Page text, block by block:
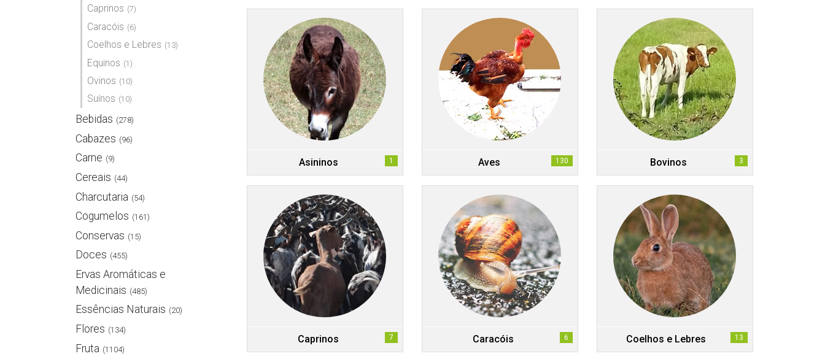
Caprinos (7)
Caracóis (6)
Coelhos e Lebres (13)
Equinos (1)
Ovinos (10)
Suínos (10)
Bebidas (278)
Cabazes (96)
Carne (9)
Cereais (44)
Charcutaria (54)
Cogumelos (161)
Conservas (15)
Doces (455)
Ervas Aromáticas e
Medicinais (485)
Essências Naturais (20)
Flores (134)
Fruta (1104)
Asininos 1 Aves 130 Bovinos 3
Caprinos 7 Caracóis 6 Coelhos e Lebres 13